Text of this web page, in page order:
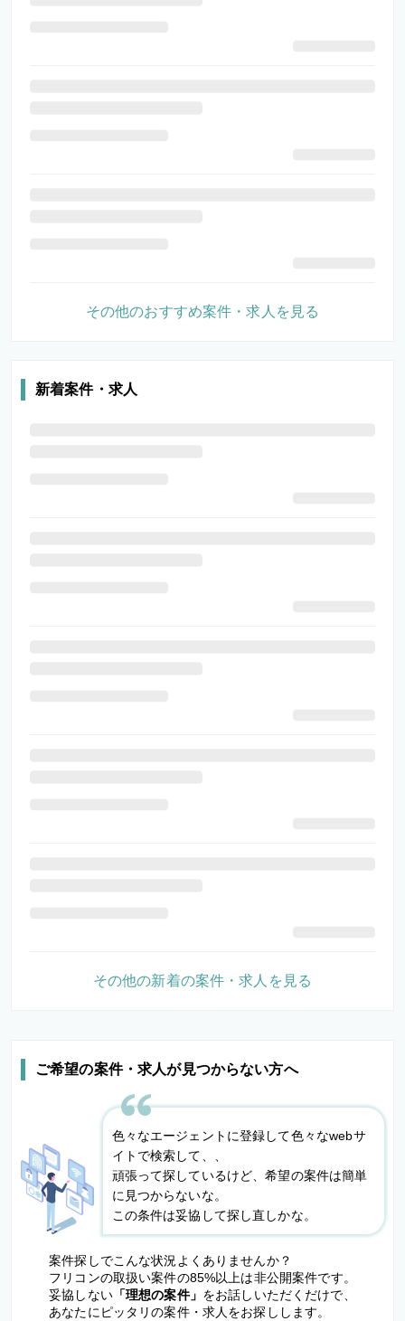
ご希望の案件・求人が見つからない方へ
色々なエージェントに登録して色々なwebサ
イトで検索して、、
頑張って探しているけど、希望の案件は簡単
に見つからないな。
この条件は妥協して探し直しかな。
案件探しでこんな状況よくありませんか？
フリコンの取扱い案件の85%以上は非公開案件です。
妥協しない「理想の案件」 をお話しいただくだけで、
あなたにピッタリの案件・求人をお探しします。
その他のおすすめ案件・求人を見る
新着案件・求人
その他の新着の案件・求人を見る